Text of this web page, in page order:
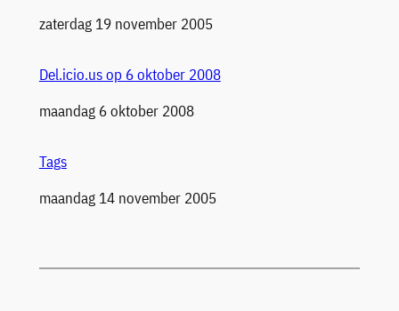
Datum
zaterdag 19 november 2005
Del.icio.us op 6 oktober 2008
Datum
maandag 6 oktober 2008
Tags
Datum
maandag 14 november 2005